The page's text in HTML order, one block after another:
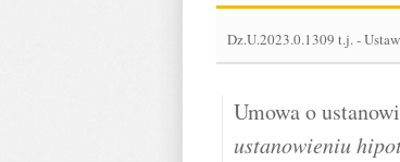
Dz.U.2023.0.1309 t.j.-
Umowa o
ustanowieniu